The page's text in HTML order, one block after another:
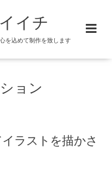
イチ
を込めて制作を致します
ョン
ラストを描かさ